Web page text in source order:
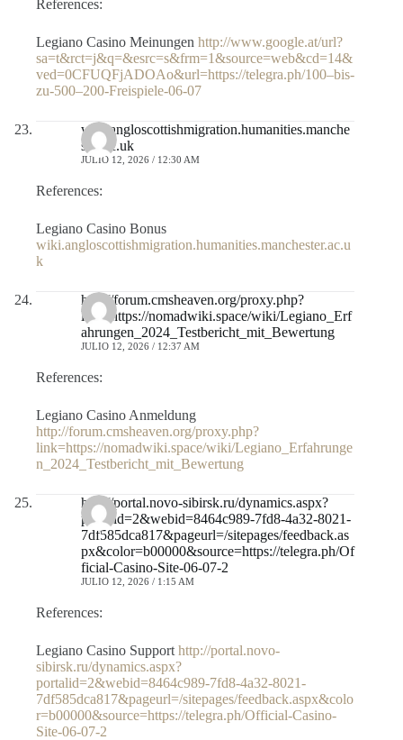
References:
Legiano Casino Meinungen http://www.google.at/url?
sa=t&rct=j&q=&esrc=s&frm=1&source=web&cd=14&
ved=0CFUQFjADOAo&url=https://telegra.ph/100–bis-
zu-500–200-Freispiele-06-07
wiki.angloscottishmigration.humanities.manche
ster.ac.uk
JULIO 12, 2026 / 12:30 AM
References:
Legiano Casino Bonus
wiki.angloscottishmigration.humanities.manchester.ac.u
k
http://forum.cmsheaven.org/proxy.php?
link=https://nomadwiki.space/wiki/Legiano_Erf
ahrungen_2024_Testbericht_mit_Bewertung
JULIO 12, 2026 / 12:37 AM
References:
Legiano Casino Anmeldung
http://forum.cmsheaven.org/proxy.php?
link=https://nomadwiki.space/wiki/Legiano_Erfahrunge
n_2024_Testbericht_mit_Bewertung
http://portal.novo-sibirsk.ru/dynamics.aspx?
portalid=2&webid=8464c989-7fd8-4a32-8021-
7df585dca817&pageurl=/sitepages/feedback.as
px&color=b00000&source=https://telegra.ph/Of
ficial-Casino-Site-06-07-2
JULIO 12, 2026 / 1:15 AM
References:
Legiano Casino Support http://portal.novo-
sibirsk.ru/dynamics.aspx?
portalid=2&webid=8464c989-7fd8-4a32-8021-
7df585dca817&pageurl=/sitepages/feedback.aspx&colo
r=b00000&source=https://telegra.ph/Official-Casino-
Site-06-07-2